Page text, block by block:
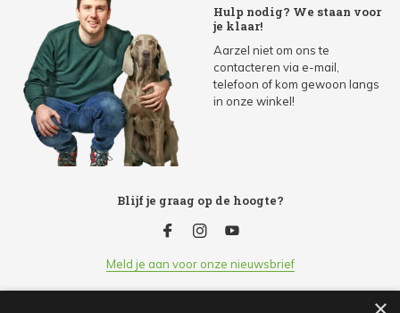
Hulp nodig? We staan voor
je klaar!
Aarzel niet om ons te
contacteren via e-mail,
telefoon of kom gewoon langs
in onze winkel!
Blijf je graag op de hoogte?
Meld je aan voor onze nieuwsbrief